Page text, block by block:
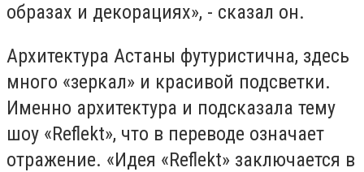
образах и декорациях», - сказал он.
Архитектура Астаны футуристична, здесь
много «зеркал» и красивой подсветки.
Именно архитектура и подсказала тему
шоу «Reflekt», что в переводе означает
отражение. «Идея «Reflekt» заключается в